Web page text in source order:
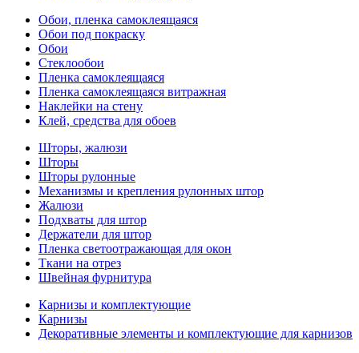
Обои, пленка самоклеящаяся
Обои под покраску
Обои
Стеклообои
Пленка самоклеящаяся
Пленка самоклеящаяся витражная
Наклейки на стену
Клей, средства для обоев
Шторы, жалюзи
Шторы
Шторы рулонные
Механизмы и крепления рулонных штор
Жалюзи
Подхваты для штор
Держатели для штор
Пленка светоотражающая для окон
Ткани на отрез
Швейная фурнитура
Карнизы и комплектующие
Карнизы
Декоративные элементы и комплектующие для карнизов